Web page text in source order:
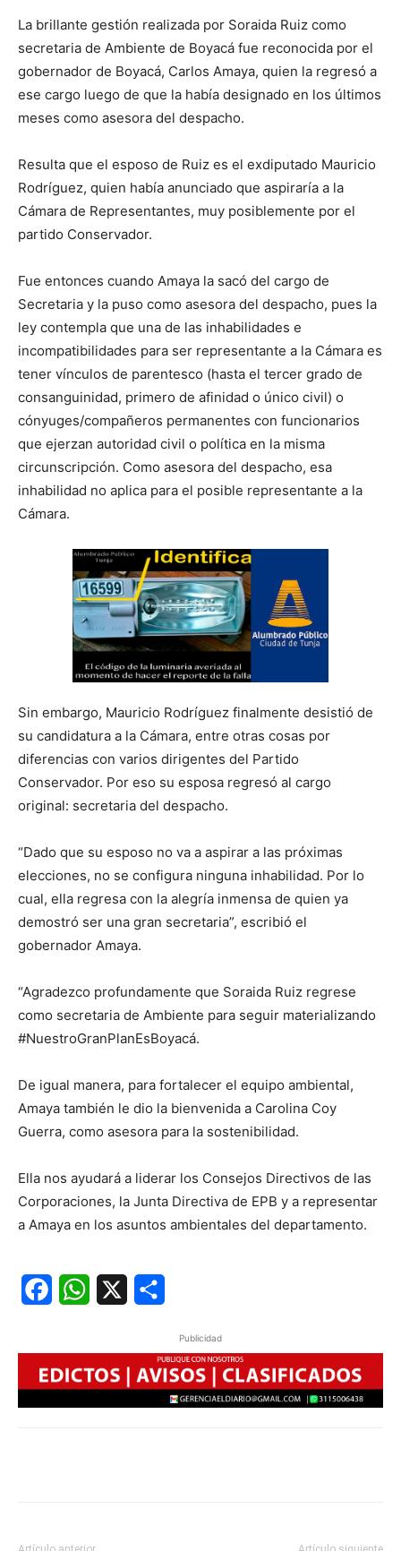
La brillante gestión realizada por Soraida Ruiz como
secretaria de Ambiente de Boyacá fue reconocida por el
gobernador de Boyacá, Carlos Amaya, quien la regresó a
ese cargo luego de que la había designado en los últimos
meses como asesora del despacho.
Resulta que el esposo de Ruiz es el exdiputado Mauricio
Rodríguez, quien había anunciado que aspiraría a la
Cámara de Representantes, muy posiblemente por el
partido Conservador.
Fue entonces cuando Amaya la sacó del cargo de
Secretaria y la puso como asesora del despacho, pues la
ley contempla que una de las inhabilidades e
incompatibilidades para ser representante a la Cámara es
tener vínculos de parentesco (hasta el tercer grado de
consanguinidad, primero de afinidad o único civil) o
cónyuges/compañeros permanentes con funcionarios
que ejerzan autoridad civil o política en la misma
circunscripción. Como asesora del despacho, esa
inhabilidad no aplica para el posible representante a la
Cámara.
Sin embargo, Mauricio Rodríguez finalmente desistió de
su candidatura a la Cámara, entre otras cosas por
diferencias con varios dirigentes del Partido
Conservador. Por eso su esposa regresó al cargo
original: secretaria del despacho.
“Dado que su esposo no va a aspirar a las próximas
elecciones, no se configura ninguna inhabilidad. Por lo
cual, ella regresa con la alegría inmensa de quien ya
demostró ser una gran secretaria”, escribió el
gobernador Amaya.
“Agradezco profundamente que Soraida Ruiz regrese
como secretaria de Ambiente para seguir materializando
#NuestroGranPlanEsBoyacá.
De igual manera, para fortalecer el equipo ambiental,
Amaya también le dio la bienvenida a Carolina Coy
Guerra, como asesora para la sostenibilidad.
Ella nos ayudará a liderar los Consejos Directivos de las
Corporaciones, la Junta Directiva de EPB y a representar
a Amaya en los asuntos ambientales del departamento.
FacebookWhatsApp
Publicidad